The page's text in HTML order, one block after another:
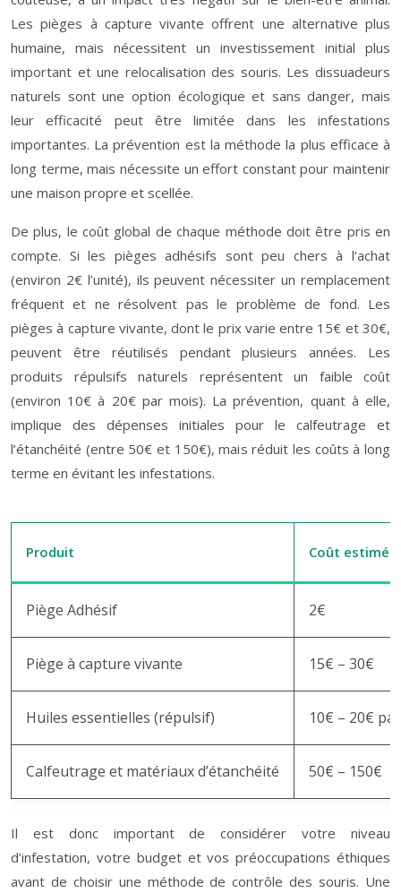
Les pièges à capture vivante offrent une alternative plus
humaine, mais nécessitent un investissement initial plus
important et une relocalisation des souris. Les dissuadeurs
naturels sont une option écologique et sans danger, mais
leur efficacité peut être limitée dans les infestations
importantes. La prévention est la méthode la plus efficace à
long terme, mais nécessite un effort constant pour maintenir
une maison propre et scellée.
De plus, le coût global de chaque méthode doit être pris en
compte. Si les pièges adhésifs sont peu chers à l’achat
(environ 2€ l’unité), ils peuvent nécessiter un remplacement
fréquent et ne résolvent pas le problème de fond. Les
pièges à capture vivante, dont le prix varie entre 15€ et 30€,
peuvent être réutilisés pendant plusieurs années. Les
produits répulsifs naturels représentent un faible coût
(environ 10€ à 20€ par mois). La prévention, quant à elle,
implique des dépenses initiales pour le calfeutrage et
l’étanchéité (entre 50€ et 150€), mais réduit les coûts à long
terme en évitant les infestations.
Produit Coût estimé
Piège Adhésif 2€
Piège à capture vivante 15€ – 30€
Huiles essentielles (répulsif) 10€ – 20€
Calfeutrage et matériaux d’étanchéité 50€ – 150€
Il est donc important de considérer votre niveau
d’infestation, votre budget et vos préoccupations éthiques
avant de choisir une méthode de contrôle des souris. Une